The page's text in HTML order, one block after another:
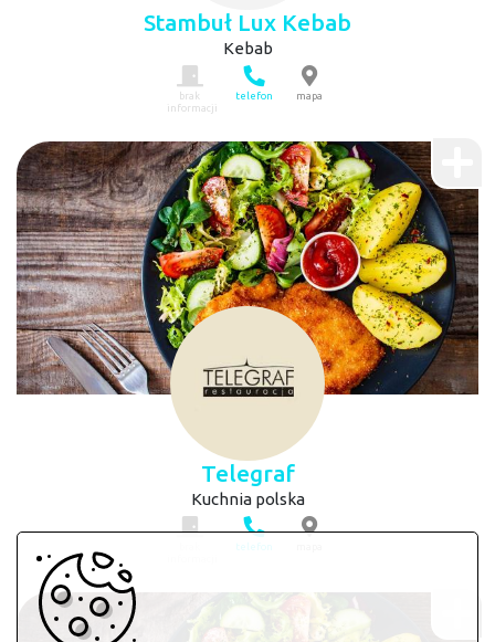
Stambuł Lux Kebab
Kebab
brak
informacji
telefon mapa
Telegraf
Kuchnia polska